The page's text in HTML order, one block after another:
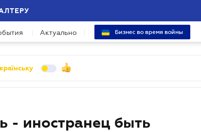
Актуально Бизнес во время войны
- иностранец быть